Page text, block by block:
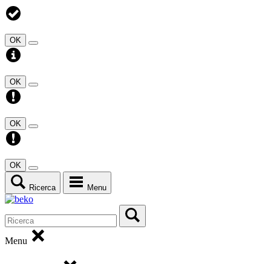
OK
OK
OK
OK
Ricerca Menu
Menu